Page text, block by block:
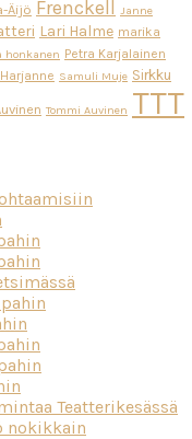
Äijö Frenckell Janne
Lari Halme marika
honkanen Petra Karjalainen
Samuli Muje Sirkku
Tommi Auvinen TTT
Teatterikesässä
nokikkain